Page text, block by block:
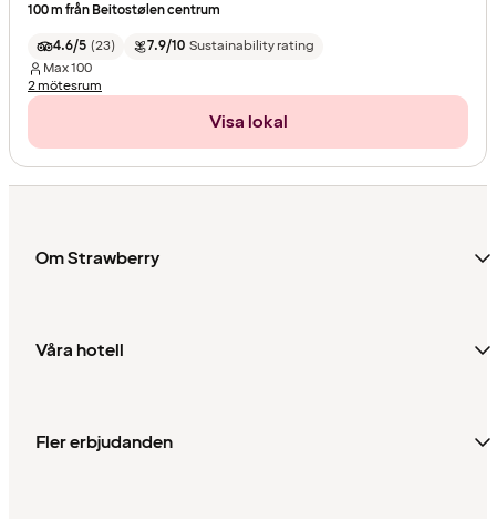
100 m från Beitostølen centrum
4.6/5 (23) 7.9/10 Sustainability rating
Max100
2 mötesrum
Visa lokal
Om Strawberry
Våra hotell
Fler erbjudanden